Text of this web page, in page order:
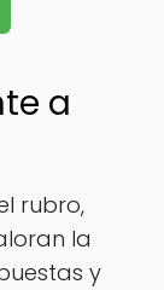
a
rubro,
la
y